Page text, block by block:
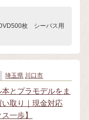
枚 シーバス用
埼玉県 川口市
とプラモデルをま
い取り｜現金対応
ス一歩】